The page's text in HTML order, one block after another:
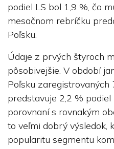
podiel LS bol 1,9 %, čo
mesačnom rebríčku
Poľsku.
Údaje z prvých štyroch
pôsobivejšie. V období
Poľsku zaregistrovaných
predstavuje 2,2 %
porovnaní s rovnakým
to veľmi dobrý výsledok,
popularitu segmentu